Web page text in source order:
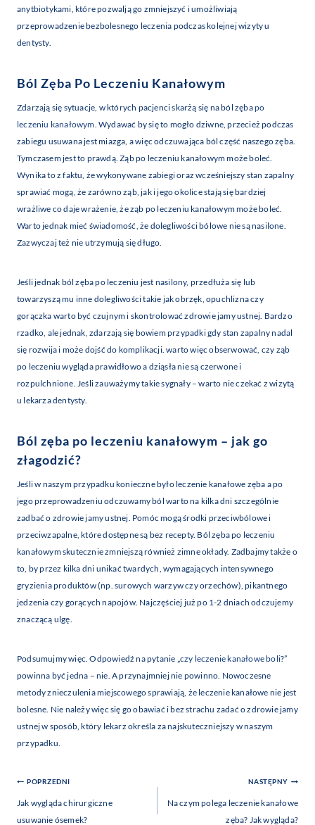
anytbiotykami, które pozwalją go zmniejszyć i umożliwiają
przeprowadzenie bezbolesnego leczenia podczas kolejnej wizyty u
dentysty.
Ból Zęba Po Leczeniu Kanałowym
Zdarzają się sytuacje, w których pacjenci skarżą się na ból zębapo
leczeniu kanałowym. Wydawać by się to mogło dziwne, przecież podczas
zabiegu usuwana jest miazga, a więc odczuwająca ból część naszego zęba.
Tymczasem jest to prawdą. Ząb po leczeniu kanałowym może boleć.
Wynika to z faktu, że wykonywane zabiegi oraz wcześniejszy stan zapalny
sprawiać mogą, że zarówno ząb, jak i jego okolice stają się bardziej
wrażliwe co daje wrażenie, że ząb po leczeniu kanałowym może boleć.
Warto jednak mieć świadomość, że dolegliwości bólowe nie są nasilone.
Zazwyczaj też nie utrzymują się długo.
Jeśli jednak ból zęba po leczeniu jest nasilony, przedłuża się lub
towarzyszą mu inne dolegliwości takie jak obrzęk, opuchlizna czy
gorączka warto być czujnym i skontrolować zdrowie jamy ustnej. Bardzo
rzadko, ale jednak, zdarzają się bowiem przypadki gdy stan zapalny nadal
się rozwija i może dojść do komplikacji. warto więc obserwować, czy ząb
po leczeniu wygląda prawidłowo a dziąsła nie są czerwone i
rozpulchnione. Jeśli zauważymy takie sygnały – warto nie czekać z wizytą
u lekarza dentysty.
Ból zęba po leczeniu kanałowym – jak go
złagodzić?
Jeśli w naszym przypadku konieczne było leczenie kanałowe zęba a po
jego przeprowadzeniu odczuwamy ból warto na kilka dni szczególnie
zadbać o zdrowie jamy ustnej. Pomóc mogą środki przeciwbólowe i
przeciwzapalne, które dostępne są bez recepty. Ból zęba po leczeniu
kanałowym skutecznie zmniejszą również zimne okłady. Zadbajmy także o
to, by przez kilka dni unikać twardych, wymagających intensywnego
gryzienia produktów (np. surowych warzyw czy orzechów), pikantnego
jedzenia czy gorących napojów. Najczęściej już po 1-2 dniach odczujemy
znaczącą ulgę.
Podsumujmy więc. Odpowiedź na pytanie „czy leczenie kanałowe boli?”
powinna być jedna – nie. A przynajmniej nie powinno. Nowoczesne
metody znieczulenia miejscowego sprawiają, że leczenie kanałowe nie jest
bolesne. Nie należy więc się go obawiać i bez strachu zadać o zdrowie jamy
ustnej w sposób, który lekarz określa za najskuteczniejszy w naszym
przypadku.
Nawigacja
Wpisu
POPRZEDNI
Jak wygląda chirurgiczne
usuwanie ósemek?
NASTĘPNY
Na czym polega leczenie kanałowe
zęba? Jak wygląda?